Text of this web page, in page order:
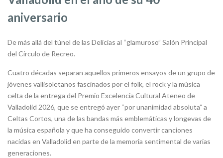
aniversario
De más allá del túnel de las Delicias al “glamuroso” Salón Principal
del Círculo de Recreo.
Cuatro décadas separan aquellos primeros ensayos de un grupo de
jóvenes vallisoletanos fascinados por el folk, el rock y la música
celta de la entrega del Premio Excelencia Cultural Ateneo de
Valladolid 2026, que se entregó ayer “por unanimidad absoluta” a
Celtas Cortos, una de las bandas más emblemáticas y longevas de
la música española y que ha conseguido convertir canciones
nacidas en Valladolid en parte de la memoria sentimental de varias
generaciones.